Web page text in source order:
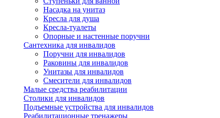
Насадка на унитаз
Кресла для душа
Кресла-туалеты
Опорные и настенные поручни
Сантехника для инвалидов
Поручни для инвалидов
Раковины для инвалидов
Унитазы для инвалидов
Смесители для инвалидов
Малые средства реабилитации
Столики для инвалидов
Подъемные устройства для инвалидов
Реабилитационные тренажеры